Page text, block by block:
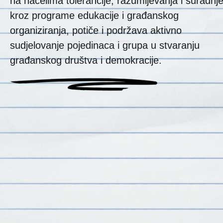
kroz programe edukacije i građanskog
organiziranja, potiče i podržava aktivno
sudjelovanje pojedinaca i grupa u stvaranju
građanskog društva i demokracije.